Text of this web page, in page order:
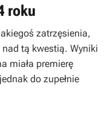
roku
zatrzęsienia,
tą kwestią. Wyniki
miała premierę
do zupełnie